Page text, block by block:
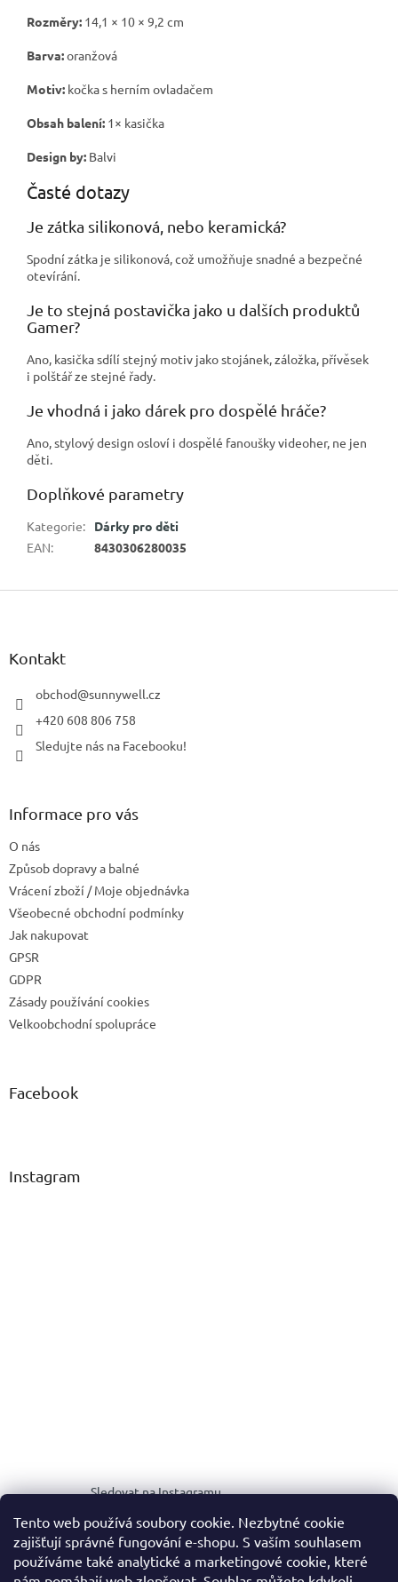
Tento web používá soubory cookie. Nezbytné cookie
zajišťují správné fungování e-shopu. S vaším souhlasem
používáme také analytické a marketingové cookie, které
Rozměry: 14,1 × 10 × 9,2 cm
Barva:oranžová
Motiv: kočka s herním ovladačem
Obsah balení: 1× kasička
Design by: Balvi
Časté dotazy
Je zátka silikonová, nebo keramická?
Spodní zátka je silikonová, což umožňuje snadné a bezpečné
otevírání.
Je to stejná postavička jako u dalších produktů
Gamer?
Ano, kasička sdílí stejný motiv jako stojánek, záložka, přívěsek
i polštář ze stejné řady.
Je vhodná i jako dárek pro dospělé hráče?
Ano, stylový design osloví i dospělé fanoušky videoher, ne jen
děti.
Doplňkové parametry
Kategorie:
Dárky pro děti
EAN: 8430306280035
Z
Kontakt
obchod@sunnywell.cz
+420 608 806 758
Sledujte nás na Facebooku!
Informace pro vás
O nás
Způsob dopravy a balné
Vrácení zboží / Moje objednávka
Všeobecné obchodní podmínky
Jak nakupovat
GPSR
GDPR
Zásady používání cookies
Velkoobchodní spolupráce
Facebook
Instagram
Sledovat na Instagramu
MEDIA KIT